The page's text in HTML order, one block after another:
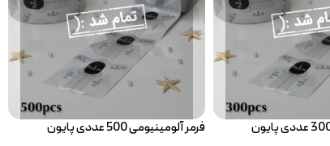
فرمر آلومینیومی 500 عددی پایون